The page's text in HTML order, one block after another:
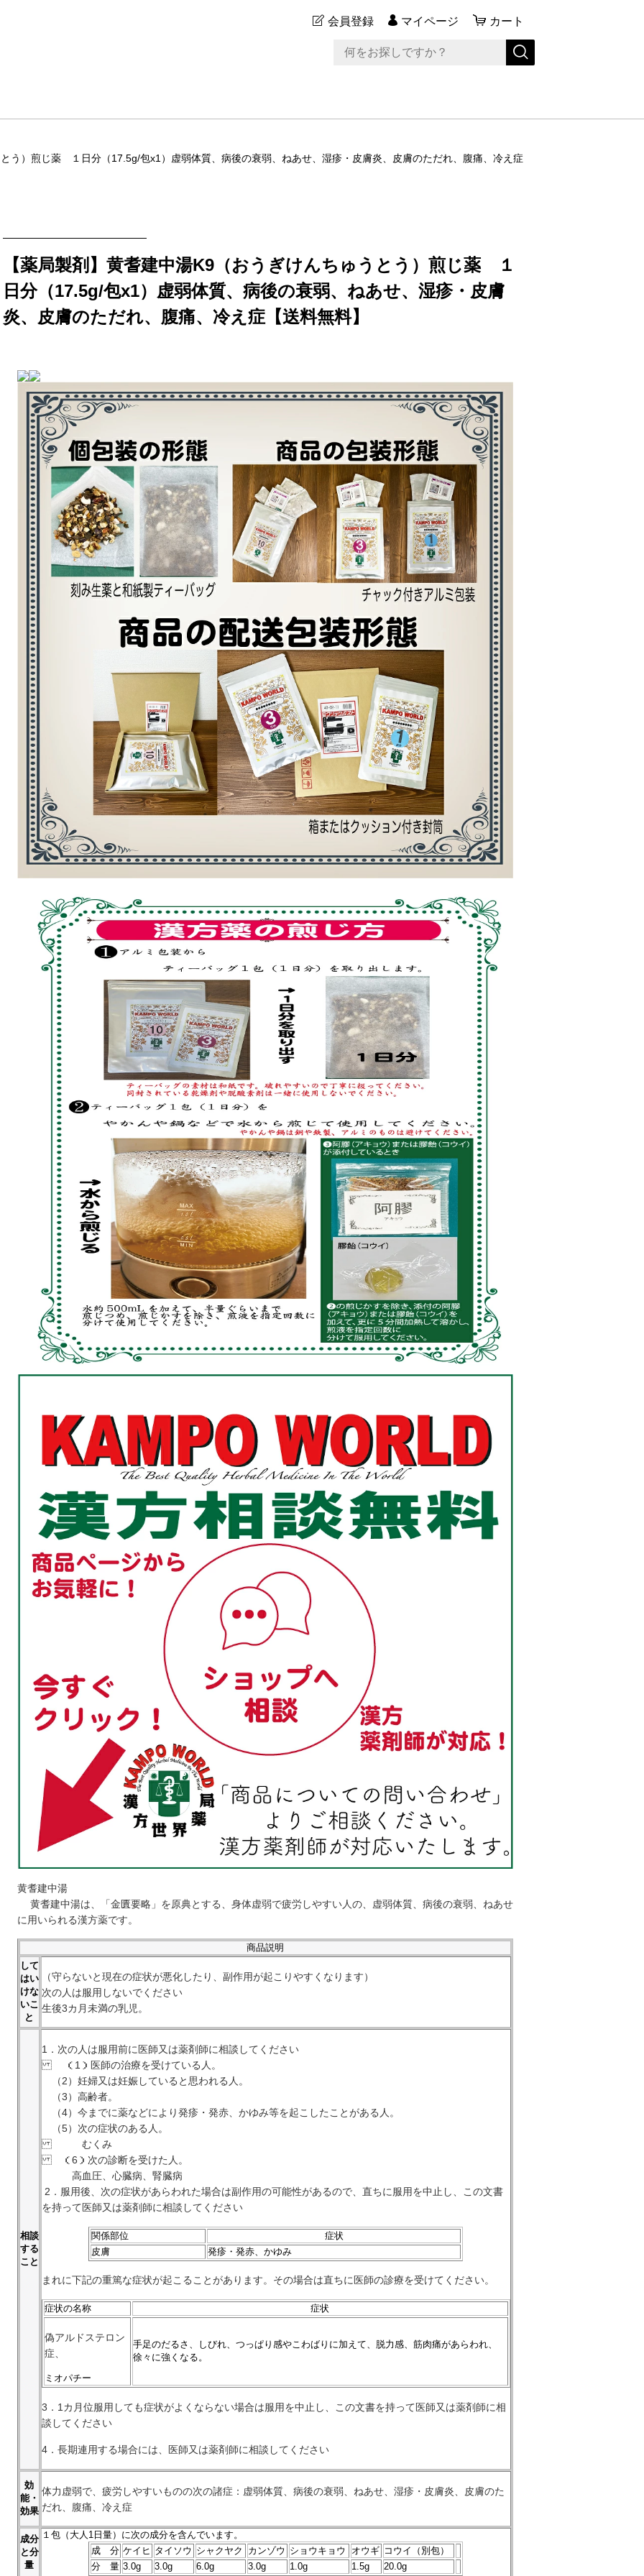
会員登録 マイページ カート
う）煎じ薬 １日分（17.5g/包x1）虚弱体質、病後の衰弱、ねあせ、湿疹・皮膚炎、皮膚のただれ、腹痛、冷え症
【薬局製剤】黄耆建中湯K9（おうぎけんちゅうとう）煎じ薬 １
日分（17.5g/包x1）虚弱体質、病後の衰弱、ねあせ、湿疹・皮膚
炎、皮膚のただれ、腹痛、冷え症【送料無料】
黄耆建中湯
黄耆建中湯は、「金匱要略」を原典とする、身体虚弱で疲労しやすい人の、虚弱体質、病後の衰弱、ねあせ
に用いられる漢方薬です。
商品説明
して
はい
けな
いこ
と
（守らないと現在の症状が悪化したり、副作用が起こりやすくなります）
次の人は服用しないでください
生後3カ月未満の乳児。
相談
する
こと
1．次の人は服用前に医師又は薬剤師に相談してください
（1）医師の治療を受けている人。
（2）妊婦又は妊娠していると思われる人。
（3）高齢者。
（4）今までに薬などにより発疹・発赤、かゆみ等を起こしたことがある人。
（5）次の症状のある人。
むくみ
（6）次の診断を受けた人。
高血圧、心臓病、腎臓病
2．服用後、次の症状があらわれた場合は副作用の可能性があるので、直ちに服用を中止し、この文書
を持って医師又は薬剤師に相談してください
関係部位
症状
皮膚
発疹・発赤、かゆみ
まれに下記の重篤な症状が起こることがあります。その場合は直ちに医師の診療を受けてください。
症状の名称 症状
偽アルドステロン
症、
ミオパチー
手足のだるさ、しびれ、つっぱり感やこわばりに加えて、脱力感、筋肉痛があらわれ、
徐々に強くなる。
3．1カ月位服用しても症状がよくならない場合は服用を中止し、この文書を持って医師又は薬剤師に相
談してください
4．長期連用する場合には、医師又は薬剤師に相談してください
効
能・
効果
体力虚弱で、疲労しやすいものの次の諸症：虚弱体質、病後の衰弱、ねあせ、湿疹・皮膚炎、皮膚のた
だれ、腹痛、冷え症
成分
と分
量
１ 包（大人1日量）に次の成分を含んでいます。
成 分 ケイヒ タイソウ シャクヤク カンゾウ ショウキョウ オウギ コウイ（別包）
分 量 3.0g 3.0g 6.0g 3.0g 1.0g 1.5g 20.0g